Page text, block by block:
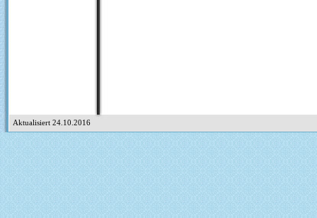
Aktualisiert 24.10.2016